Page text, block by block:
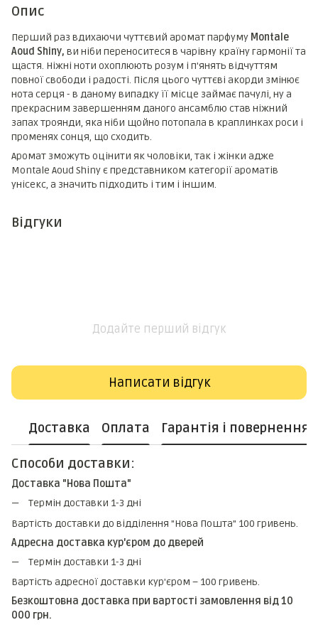
Опис
Перший раз вдихаючи чуттєвий аромат парфуму Montale
Aoud Shiny, ви ніби переноситеся в чарівну країну гармонії та
щастя. Ніжні ноти охоплюють розум і п'янять відчуттям
повної свободи і радості. Після цього чуттєві акорди змінює
нота серця - в даному випадку її місце займає пачулі, ну а
прекрасним завершенням даного ансамблю став ніжний
запах троянди, яка ніби щойно потопала в краплинках роси і
променях сонця, що сходить.
Аромат зможуть оцінити як чоловіки, так і жінки адже
Montale Aoud Shiny є представником категорії ароматів
унісекс, а значить підходить і тим і іншим.
Відгуки
Додайте перший відгук
Написати відгук
Доставка Оплата Гарантія і повернення
Способи доставки:
Доставка "Нова Пошта"
Термін доставки 1-3 дні
Вартість доставки до відділення "Нова Пошта" 100 гривень.
Адресна доставка кур'єром до дверей
Термін доставки 1-3 дні
Вартість адресної доставки кур'єром – 100 гривень.
Безкоштовна доставка при вартості замовлення від 10
000 грн.